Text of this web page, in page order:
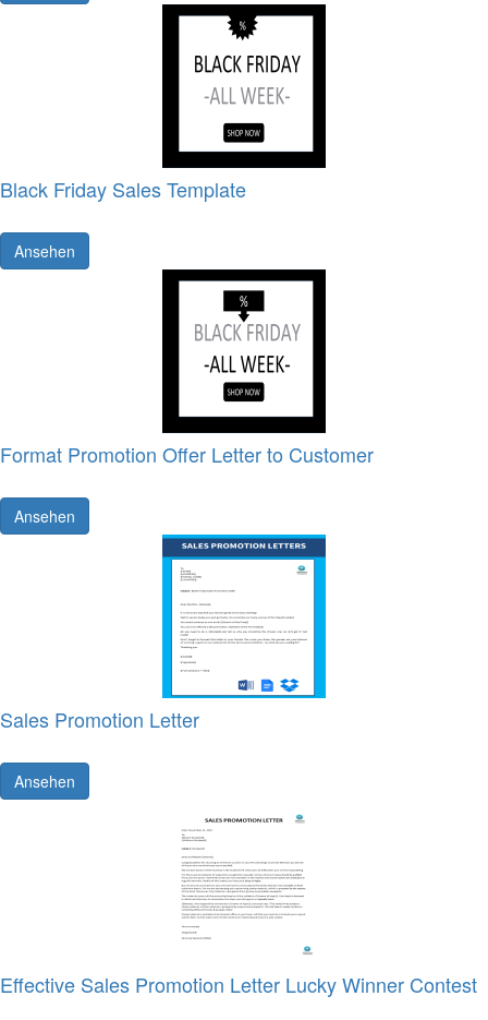
Black Friday Sales Template
Ansehen
Format Promotion Offer Letter to Customer
Ansehen
Sales Promotion Letter
Ansehen
Effective Sales Promotion Letter Lucky Winner Contest